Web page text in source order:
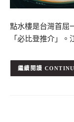
點水樓是台灣首屈
「必比登推介」